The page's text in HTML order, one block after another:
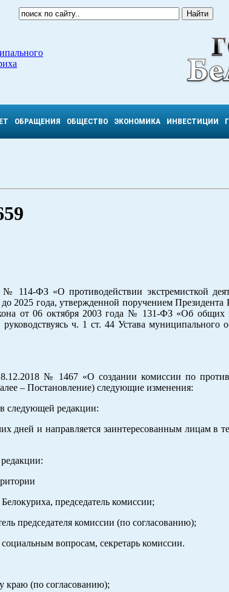
ОБРАЩЕНИЯ ОБЩЕСТВО ЭКОНОМИКА ИНВЕСТИЦИИ
114-ФЗ «О противодействии экстремисткой
2025 года, утвержденной поручением Президента
от 06 октября 2003 года № 131-ФЗ «Об общих
ч. 1 ст. 44 Устава муниципального
№ 1467 «О создании комиссии по
– Постановление) следующие изменения:
следующей редакции:
дней и направляется заинтересованным лицам в
председатель комиссии;
председателя комиссии (по согласованию);
вопросам, секретарь комиссии.
(по согласованию);